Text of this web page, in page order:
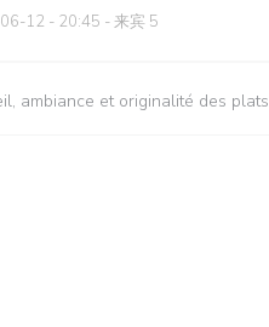
12 - 20:45 - 来宾 5
ambiance et originalité des plats